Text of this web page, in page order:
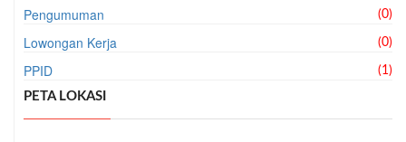
Pengumuman (0)
Lowongan Kerja (0)
PPID (1)
PETA LOKASI